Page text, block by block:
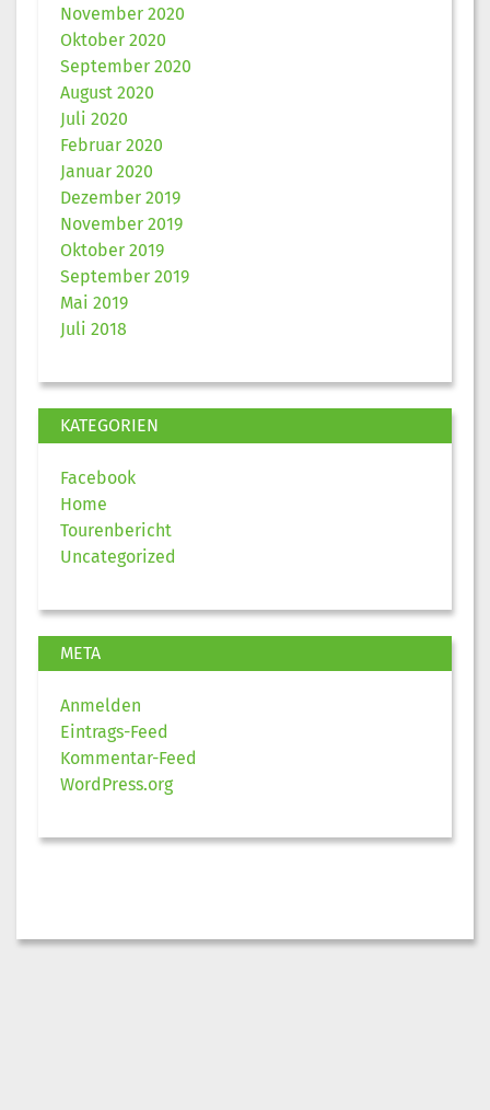
November 2020
Oktober 2020
September 2020
August 2020
Juli 2020
Februar 2020
Januar 2020
Dezember 2019
November 2019
Oktober 2019
September 2019
Mai 2019
Juli 2018
KATEGORIEN
Facebook
Home
Tourenbericht
Uncategorized
META
Anmelden
Eintrags-Feed
Kommentar-Feed
WordPress.org